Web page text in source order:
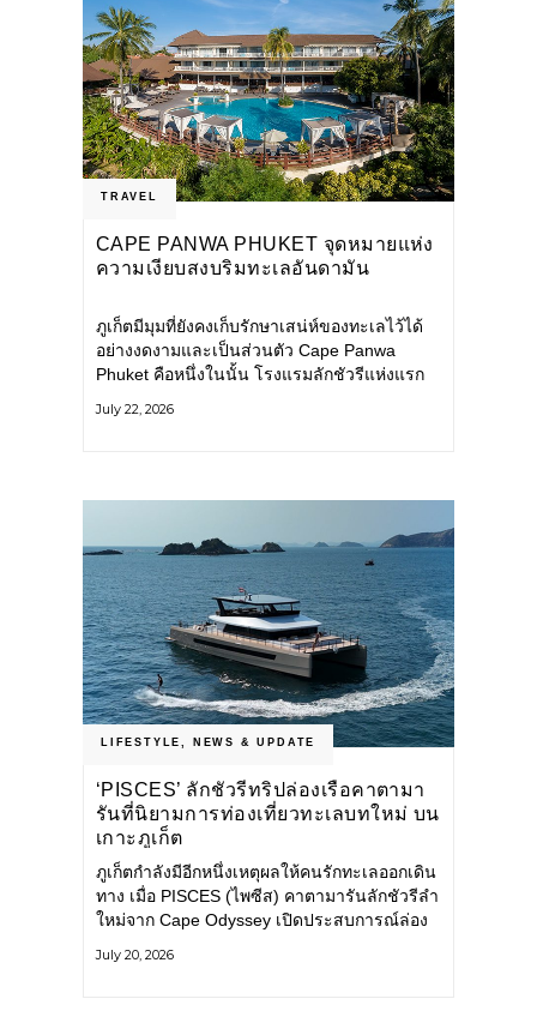
TRAVEL
CAPE PANWA PHUKET จุดหมายแห่ง
ความเงียบสงบริมทะเลอันดามัน
ภูเก็ตมีมุมที่ยังคงเก็บรักษาเสน่ห์ของทะเลไว้ได้
อย่างงดงามและเป็นส่วนตัว Cape Panwa
Phuket คือหนึ่งในนั้น โรงแรมลักชัวรีแห่งแรก
แหลมพันวา ทางตะวันออกเฉียงใต้ของเกาะ
July 22, 2026
LIFESTYLE, NEWS & UPDATE
‘PISCES’ ลักชัวรีทริปล่องเรือคาตามา
รันที่นิยามการท่องเที่ยวทะเลบทใหม่ บน
เกาะภูเก็ต
ภูเก็ตกำลังมีอีกหนึ่งเหตุผลให้คนรักทะเลออกเดิน
ทาง เมื่อ PISCES (ไพซีส) คาตามารันลักชัวรีลำ
ใหม่จาก Cape Odyssey เปิดประสบการณ์ล่อง
ไป ผสานความสะดวกสบายแบบโรงแรมระดับ
July 20, 2026